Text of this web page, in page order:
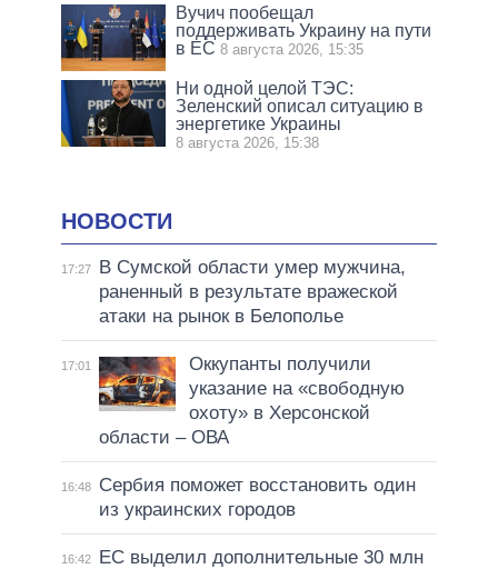
Вучич пообещал
поддерживать Украину на пути
в ЕС 8 августа 2026, 15:35
Ни одной целой ТЭС:
Зеленский описал ситуацию в
энергетике Украины
8 августа 2026, 15:38
НОВОСТИ
17:27
В Сумской области умер мужчина,
раненный в результате вражеской
атаки на рынок в Белополье
17:01
Оккупанты получили
указание на «свободную
охоту» в Херсонской
области – ОВА
16:48
Сербия поможет восстановить один
из украинских городов
16:42
ЕС выделил дополнительные 30 млн